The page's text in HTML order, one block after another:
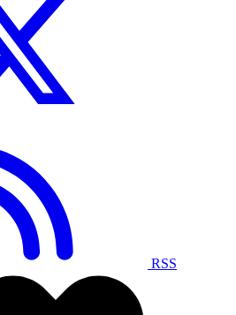
RSS